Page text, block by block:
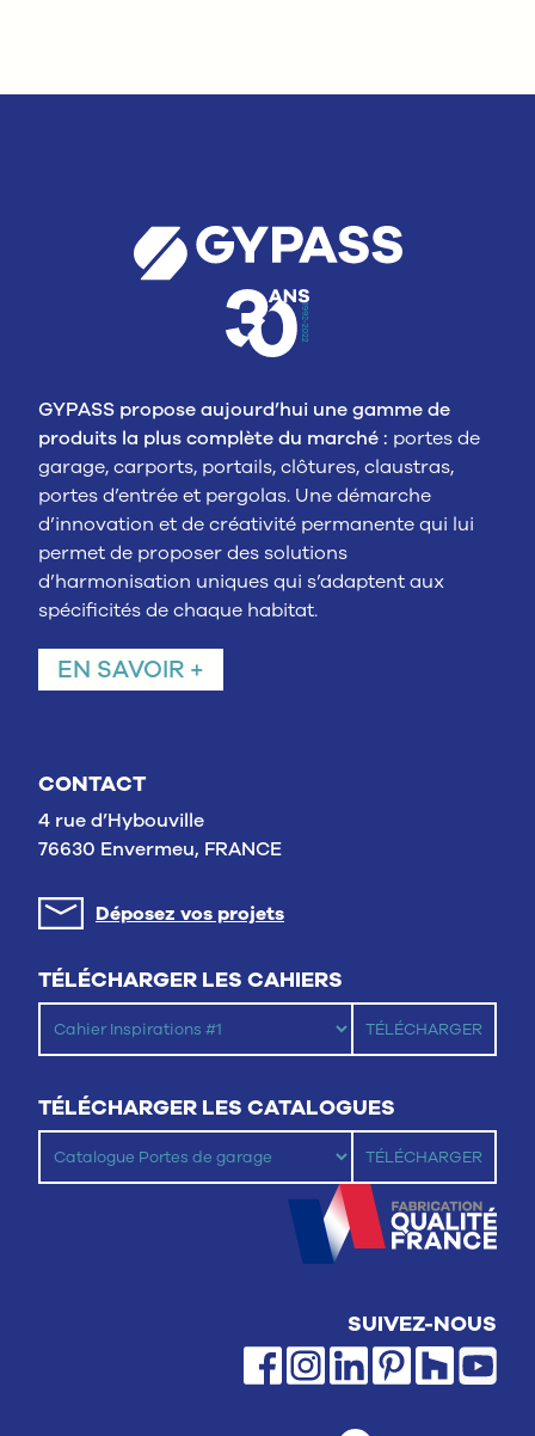
GYPASS propose aujourd’hui une gamme de
produits la plus complète du marché : portes de
garage, carports, portails, clôtures, claustras,
portes d’entrée et pergolas. Une démarche
d’innovation et de créativité permanente qui lui
permet de proposer des solutions
d’harmonisation uniques qui s’adaptent aux
spécificités de chaque habitat.
EN SAVOIR +
CONTACT
4 rue d’Hybouville
76630 Envermeu, FRANCE
Déposez vos projets
TÉLÉCHARGER LES CAHIERS
TÉLÉCHARGER LES CATALOGUES
SUIVEZ-NOUS